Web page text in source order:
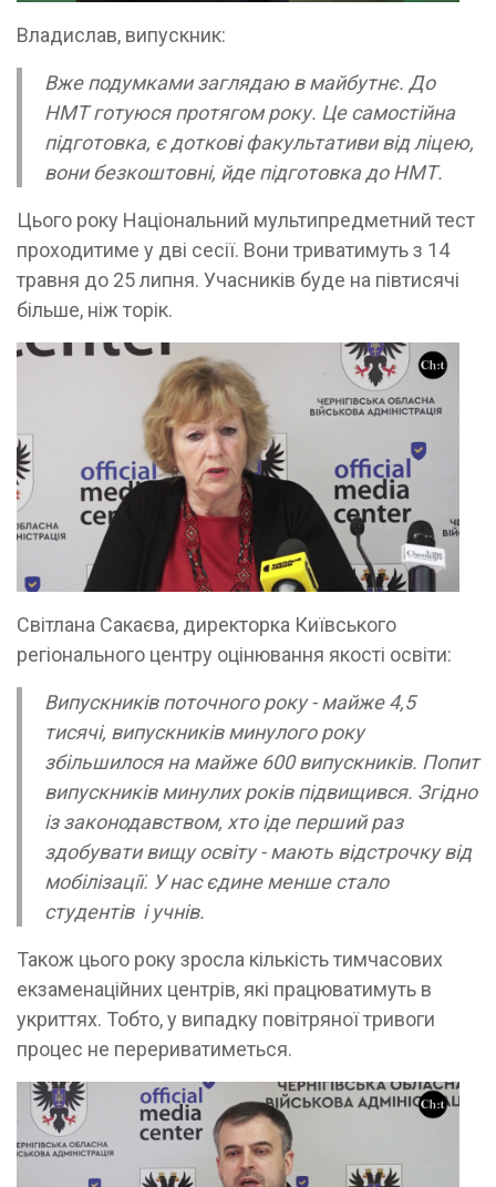
Владислав, випускник:
Вже подумками заглядаю в майбутнє. До
НМТ готуюся протягом року. Це самостійна
підготовка, є доткові факультативи від ліцею,
вони безкоштовні, йде підготовка до НМТ.
Цього року Національний мультипредметний тест
проходитиме у дві сесії. Вони триватимуть з 14
травня до 25 липня. Учасників буде на півтисячі
більше, ніж торік.
Світлана Сакаєва, директорка Київського
регіонального центру оцінювання якості освіти:
Випускників поточного року - майже 4,5
тисячі, випускників минулого року
збільшилося на майже 600 випускників. Попит
випускників минулих років підвищився. Згідно
із законодавством, хто іде перший раз
здобувати вищу освіту - мають відстрочку від
мобілізації. У нас єдине менше стало
студентів і учнів.
Також цього року зросла кількість тимчасових
екзаменаційних центрів, які працюватимуть в
укриттях. Тобто, у випадку повітряної тривоги
процес не перериватиметься.